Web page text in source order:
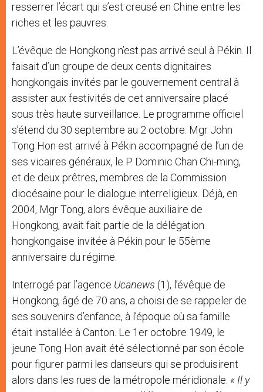
resserrer l’écart qui s’est creusé en Chine entre les
riches et les pauvres.
L’évêque de Hongkong n’est pas arrivé seul à Pékin. Il
faisait d’un groupe de deux cents dignitaires
hongkongais invités par le gouvernement central à
assister aux festivités de cet anniversaire placé
sous très haute surveillance. Le programme officiel
s’étend du 30 septembre au 2 octobre. Mgr John
Tong Hon est arrivé à Pékin accompagné de l’un de
ses vicaires généraux, le P. Dominic Chan Chi-ming,
et de deux prêtres, membres de la Commission
diocésaine pour le dialogue interreligieux. Déjà, en
2004, Mgr Tong, alors évêque auxiliaire de
Hongkong, avait fait partie de la délégation
hongkongaise invitée à Pékin pour le 55ème
anniversaire du régime.
Interrogé par l’agence Ucanews (1), l’évêque de
Hongkong, âgé de 70 ans, a choisi de se rappeler de
ses souvenirs d’enfance, à l’époque où sa famille
était installée à Canton. Le 1er octobre 1949, le
jeune Tong Hon avait été sélectionné par son école
pour figurer parmi les danseurs qui se produisirent
alors dans les rues de la métropole méridionale. « Il y